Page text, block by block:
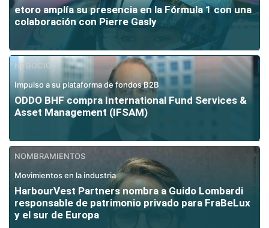
etoro amplía su presencia en la Fórmula 1 con una
colaboración con Pierre Gasly
NEGOCIO
Impulso a su plataforma de fondos B2B
ODDO BHF compra International Fund Services &
Asset Management (IFSAM)
NOMBRAMIENTOS
Movimientos en la industria
HarbourVest Partners nombra a Guido Lombardi
responsable de patrimonio privado para FraBeLux
y el sur de Europa